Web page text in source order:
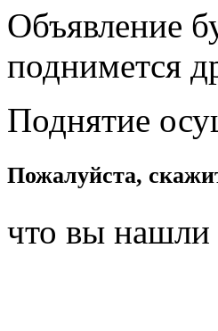
Объявление
поднимется
Поднятие
Пожалуйста,
что вы нашли